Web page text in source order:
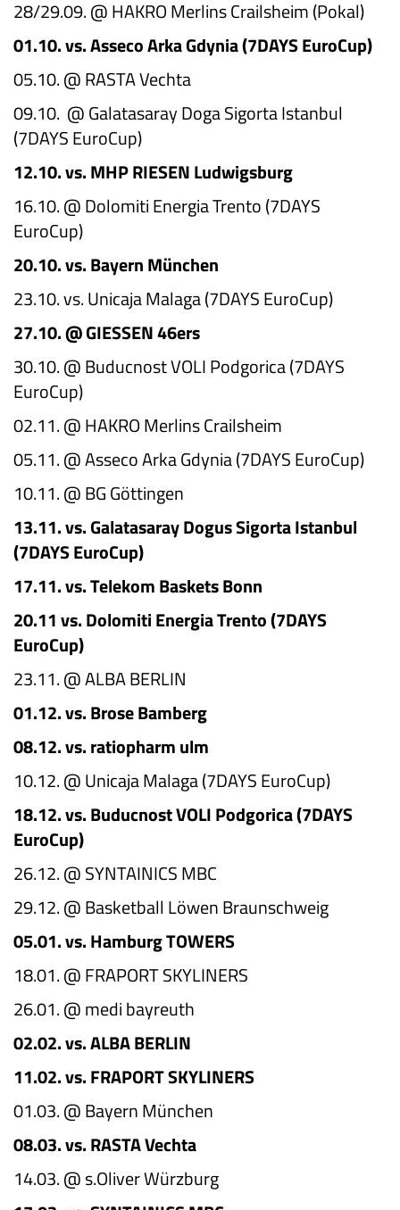
28/29.09. @ HAKRO Merlins Crailsheim (Pokal)
01.10. vs. Asseco Arka Gdynia (7DAYS EuroCup)
05.10. @ RASTA Vechta
09.10. @ Galatasaray Doga Sigorta Istanbul
(7DAYS EuroCup)
12.10. vs. MHP RIESEN Ludwigsburg
16.10. @ Dolomiti Energia Trento (7DAYS
EuroCup)
20.10. vs. Bayern München
23.10. vs. Unicaja Malaga (7DAYS EuroCup)
27.10. @ GIESSEN 46ers
30.10. @ Buducnost VOLI Podgorica (7DAYS
EuroCup)
02.11. @ HAKRO Merlins Crailsheim
05.11. @ Asseco Arka Gdynia (7DAYS EuroCup)
10.11. @ BG Göttingen
13.11. vs. Galatasaray Dogus Sigorta Istanbul
(7DAYS EuroCup)
17.11. vs. Telekom Baskets Bonn
20.11 vs. Dolomiti Energia Trento (7DAYS
EuroCup)
23.11. @ ALBA BERLIN
01.12. vs. Brose Bamberg
08.12. vs. ratiopharm ulm
10.12. @ Unicaja Malaga (7DAYS EuroCup)
18.12. vs. Buducnost VOLI Podgorica (7DAYS
EuroCup)
26.12. @ SYNTAINICS MBC
29.12. @ Basketball Löwen Braunschweig
05.01. vs. Hamburg TOWERS
18.01. @ FRAPORT SKYLINERS
26.01. @ medi bayreuth
02.02. vs. ALBA BERLIN
11.02. vs. FRAPORT SKYLINERS
01.03. @ Bayern München
08.03. vs. RASTA Vechta
14.03. @ s.Oliver Würzburg